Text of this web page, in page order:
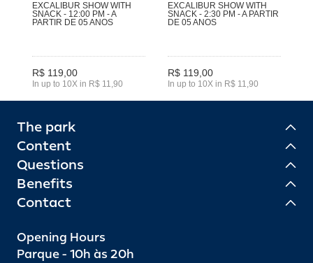
EXCALIBUR SHOW WITH
SNACK - 12:00 PM - A
PARTIR DE 05 ANOS
R$ 119,00
In up to 10X in R$ 11,90
EXCALIBUR SHOW WITH
SNACK - 2:30 PM - A PARTIR
DE 05 ANOS
R$ 119,00
In up to 10X in R$ 11,90
The park
Content
Questions
Benefits
Contact
Opening Hours
Parque - 10h às 20h